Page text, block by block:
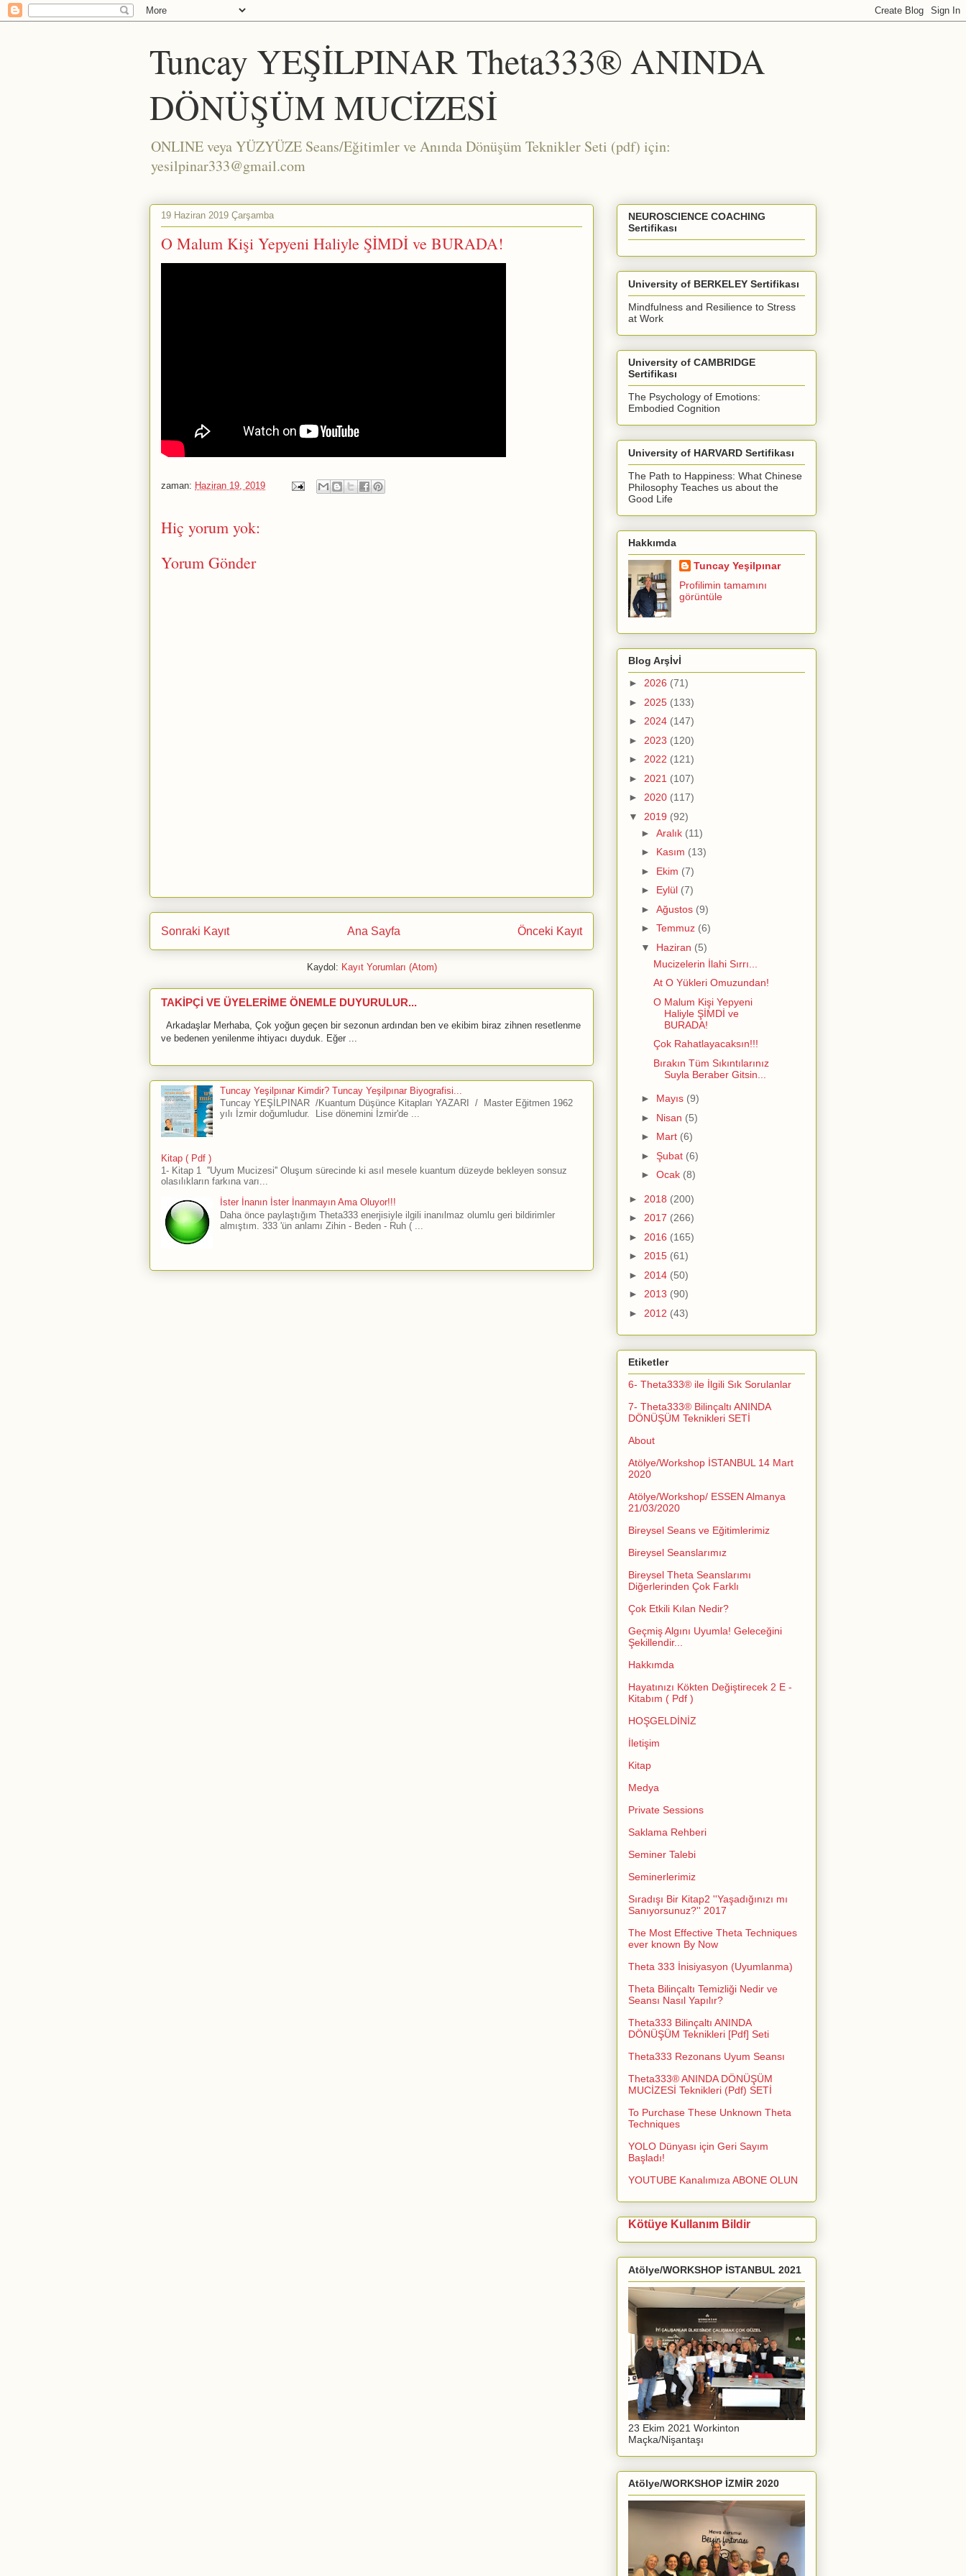
Tuncay YEŞİLPINAR Theta333® ANINDA
DÖNÜŞÜM MUCİZESİ
ONLINE veya YÜZYÜZE Seans/Eğitimler ve Anında Dönüşüm Teknikler Seti (pdf) için:
yesilpinar333@gmail.com
19 Haziran 2019 Çarşamba
O Malum Kişi Yepyeni Haliyle ŞİMDİ ve BURADA!
zaman: Haziran 19, 2019
Hiç yorum yok:
Yorum Gönder
Sonraki Kayıt Önceki Kayıt
Ana Sayfa
Kaydol: Kayıt Yorumları (Atom)
TAKİPÇİ VE ÜYELERİME ÖNEMLE DUYURULUR...
Arkadaşlar Merhaba, Çok yoğun geçen bir sezonun ardından ben ve ekibim biraz zihnen resetlenme
ve bedenen yenilenme ihtiyacı duyduk. Eğer ...
Tuncay Yeşilpınar Kimdir? Tuncay Yeşilpınar Biyografisi...
Tuncay YEŞİLPINAR /Kuantum Düşünce Kitapları YAZARI / Master Eğitmen 1962
yılı İzmir doğumludur. Lise dönemini İzmir'de ...
Kitap ( Pdf )
1- Kitap 1 ''Uyum Mucizesi'' Oluşum sürecinde ki asıl mesele kuantum düzeyde bekleyen sonsuz
olasılıkların farkına varı...
İster İnanın İster İnanmayın Ama Oluyor!!!
Daha önce paylaştığım Theta333 enerjisiyle ilgili inanılmaz olumlu geri bildirimler
almıştım. 333 'ün anlamı Zihin - Beden - Ruh ( ...
NEUROSCIENCE COACHING
Sertifikası
University of BERKELEY Sertifikası
Mindfulness and Resilience to Stress
at Work
University of CAMBRIDGE
Sertifikası
The Psychology of Emotions:
Embodied Cognition
University of HARVARD Sertifikası
The Path to Happiness: What Chinese
Philosophy Teaches us about the
Good Life
Hakkımda
Tuncay Yeşilpınar
Profilimin tamamını
görüntüle
Blog Arşİvİ
► 2026 (71)
► 2025 (133)
► 2024 (147)
► 2023 (120)
► 2022 (121)
► 2021 (107)
► 2020 (117)
▼ 2019 (92)
► Aralık (11)
► Kasım (13)
► Ekim (7)
► Eylül (7)
► Ağustos (9)
► Temmuz (6)
▼ Haziran (5)
Mucizelerin İlahi Sırrı...
At O Yükleri Omuzundan!
O Malum Kişi Yepyeni
Haliyle ŞİMDİ ve
BURADA!
Çok Rahatlayacaksın!!!
Bırakın Tüm Sıkıntılarınız
Suyla Beraber Gitsin...
► Mayıs (9)
► Nisan (5)
► Mart (6)
► Şubat (6)
► Ocak (8)
► 2018 (200)
► 2017 (266)
► 2016 (165)
► 2015 (61)
► 2014 (50)
► 2013 (90)
► 2012 (43)
Etiketler
6- Theta333® ile İlgili Sık Sorulanlar
7- Theta333® Bilinçaltı ANINDA
DÖNÜŞÜM Teknikleri SETİ
About
Atölye/Workshop İSTANBUL 14 Mart
2020
Atölye/Workshop/ ESSEN Almanya
21/03/2020
Bireysel Seans ve Eğitimlerimiz
Bireysel Seanslarımız
Bireysel Theta Seanslarımı
Diğerlerinden Çok Farklı
Çok Etkili Kılan Nedir?
Geçmiş Algını Uyumla! Geleceğini
Şekillendir...
Hakkımda
Hayatınızı Kökten Değiştirecek 2 E -
Kitabım ( Pdf )
HOŞGELDİNİZ
İletişim
Kitap
Medya
Private Sessions
Saklama Rehberi
Seminer Talebi
Seminerlerimiz
Sıradışı Bir Kitap2 ''Yaşadığınızı mı
Sanıyorsunuz?'' 2017
The Most Effective Theta Techniques
ever known By Now
Theta 333 İnisiyasyon (Uyumlanma)
Theta Bilinçaltı Temizliği Nedir ve
Seansı Nasıl Yapılır?
Theta333 Bilinçaltı ANINDA
DÖNÜŞÜM Teknikleri [Pdf] Seti
Theta333 Rezonans Uyum Seansı
Theta333® ANINDA DÖNÜŞÜM
MUCİZESİ Teknikleri (Pdf) SETİ
To Purchase These Unknown Theta
Techniques
YOLO Dünyası için Geri Sayım
Başladı!
YOUTUBE Kanalımıza ABONE OLUN
Kötüye Kullanım Bildir
Atölye/WORKSHOP İSTANBUL 2021
23 Ekim 2021 Workinton
Maçka/Nişantaşı
Atölye/WORKSHOP İZMİR 2020